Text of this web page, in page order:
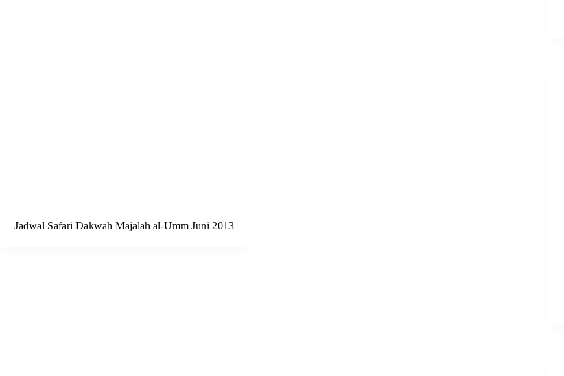
Jadwal Safari Dakwah Majalah al-Umm Juni 2013